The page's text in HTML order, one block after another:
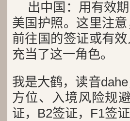
出中国：用有效
美国护照。这里注
前往国的签证或有
充当了这一角色。
我是大鹤，读音
方位、入境风险规
证，B2签证，F1签